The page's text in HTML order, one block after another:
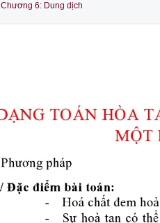
Chương 6: Dung dịch